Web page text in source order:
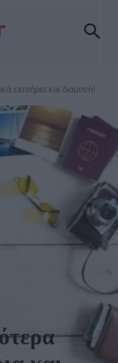
εισιτήρια και διαμονή!